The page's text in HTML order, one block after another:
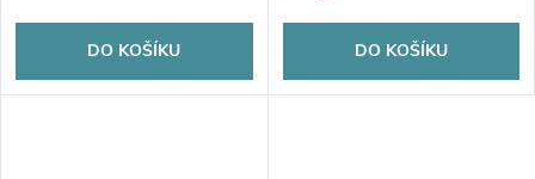
DO KOŠÍKU DO KOŠÍKU